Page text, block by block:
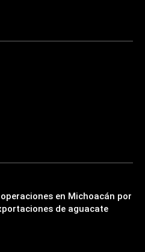
en Michoacán por
de aguacate